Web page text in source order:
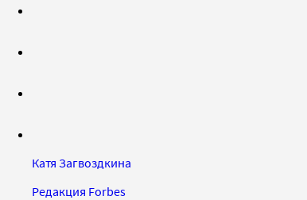
Катя Загвоздкина
Редакция Forbes